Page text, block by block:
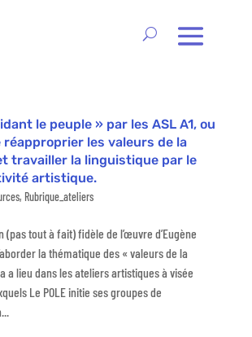
le peuple » par les ASL A1, ou
réapproprier les valeurs de la
travailler la linguistique par le
artistique.
, Rubrique_ateliers
(pas tout à fait) fidèle de l’œuvre d’Eugène
la thématique des « valeurs de la
a lieu dans les ateliers artistiques à visée
Le POLE initie ses groupes de